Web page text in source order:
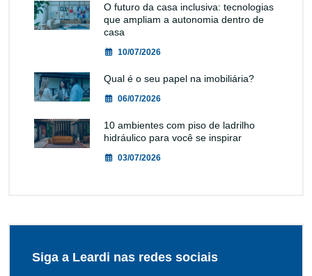
O futuro da casa inclusiva: tecnologias
que ampliam a autonomia dentro de
casa
10/07/2026
Qual é o seu papel na imobiliária?
06/07/2026
10 ambientes com piso de ladrilho
hidráulico para você se inspirar
03/07/2026
Siga a Leardi nas redes sociais